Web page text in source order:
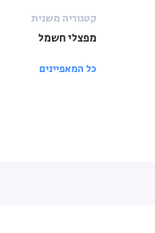
קטגוריה משנית
מפצלי חשמל
כל המאפיינים